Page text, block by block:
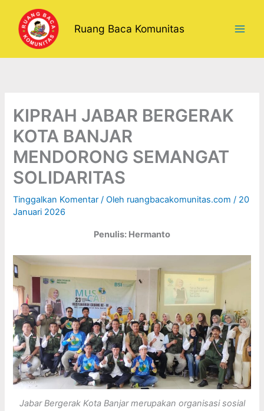
konten
Ruang Baca Komunitas
KIPRAH JABAR BERGERAK
KOTA BANJAR
MENDORONG SEMANGAT
SOLIDARITAS
Tinggalkan Komentar / Oleh ruangbacakomunitas.com/ 20
Januari 2026
Penulis: Hermanto
Jabar Bergerak Kota Banjar merupakan organisasi sosial